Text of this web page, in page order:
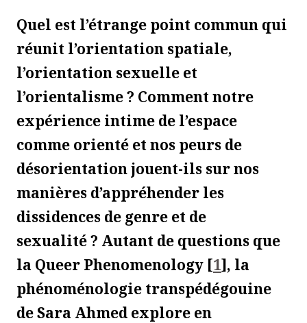
Quel est l’étrange point commun qui
réunit l’orientation spatiale,
l’orientation sexuelle et
l’orientalisme ? Comment notre
expérience intime de l’espace
comme orienté et nos peurs de
désorientation jouent-ils sur nos
manières d’appréhender les
dissidences de genre et de
sexualité ? Autant de questions que
la Queer Phenomenology [1], la
phénoménologie transpédégouine
de Sara Ahmed explore en